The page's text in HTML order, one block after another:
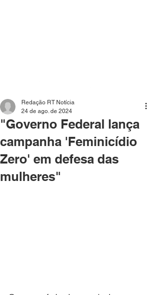
"Governo Federal lança
campanha 'Feminicídio
Zero' em defesa das
mulheres"
Redação RT Notícia
24 de ago. de 2024